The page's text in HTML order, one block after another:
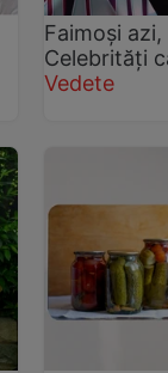
Faimoşi
Celebrități
Vedete